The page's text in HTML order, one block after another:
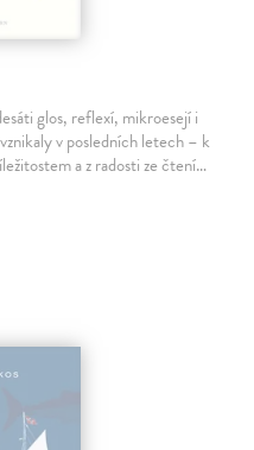
glos, reflexí, mikroesejí i
v posledních letech – k
a z radosti ze čtení…